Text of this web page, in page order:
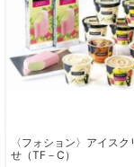
〈フォション〉アイスク
せ（TF－C）